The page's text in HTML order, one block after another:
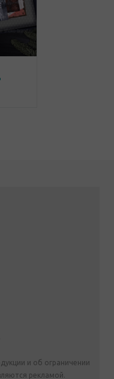
и об ограничении
рекламой.